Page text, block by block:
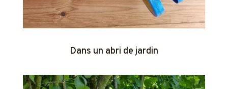
Dans un abri de jardin